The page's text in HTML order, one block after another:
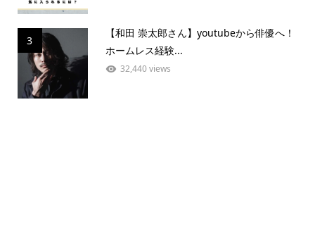
3
【和田 崇太郎さん】youtubeから俳優へ！
ホームレス経験...
32,440 views